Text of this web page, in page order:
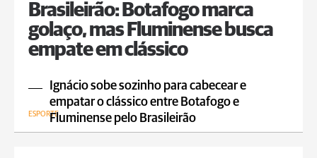
Brasileirão: Botafogo marca
golaço, mas Fluminense busca
empate em clássico
Ignácio sobe sozinho para cabecear e
empatar o clássico entre Botafogo e
Fluminense pelo Brasileirão
ESPORTE